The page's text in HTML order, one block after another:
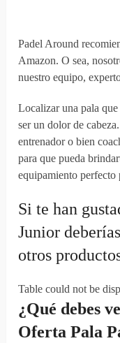
Padel Around
Amazon. O sea,
nuestro equipo,
Localizar una pala que
ser un dolor de
entrenador o bien
para que pueda
equipamiento perfecto
Si te han
Junior
otros
Table could not be
¿Qué debes
Oferta Pala